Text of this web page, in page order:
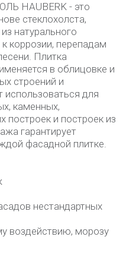
HAUBERK - это
стеклохолста,
натурального
коррозии, перепадам
Плитка
в облицовке и
строений и
для
каменных,
построек и построек из
гарантирует
фасадной плитке.
нестандартных
воздействию, морозу